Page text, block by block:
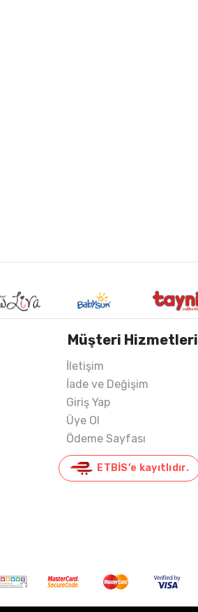
Müşteri Hizmetleri
İletişim
İade ve Değişim
Giriş Yap
Üye Ol
Ödeme Sayfası
ETBİS’e kayıtlıdır.